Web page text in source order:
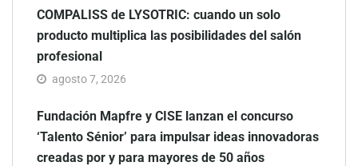
COMPALISS de LYSOTRIC: cuando un solo
producto multiplica las posibilidades del salón
profesional
agosto 7, 2026
Fundación Mapfre y CISE lanzan el concurso
‘Talento Sénior’ para impulsar ideas innovadoras
creadas por y para mayores de 50 años